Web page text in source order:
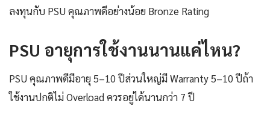
ลงทุนกับ PSU คุณภาพดีอย่างน้อย Bronze Rating
PSU อายุการใช้งานนานแค่ไหน?
PSU คุณภาพดีมีอายุ 5–10 ปีส่วนใหญ่มี Warranty 5–10 ปีถ้า
ใช้งานปกติไม่ Overload ควรอยู่ได้นานกว่า 7 ปี